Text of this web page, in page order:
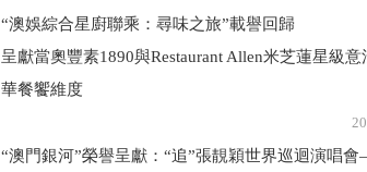
“澳娛綜合星廚聯乘：尋味之旅”載譽回歸
呈獻當奧豐素1890與Restaurant Allen米芝蓮星級
華餐饗維度
2026年8月
“澳門銀河”榮譽呈獻：“追”張靚穎世界巡迴演唱